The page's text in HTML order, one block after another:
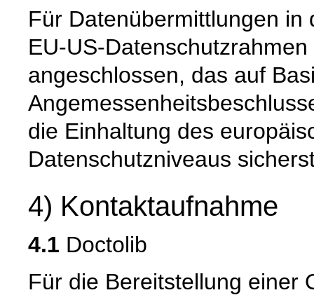
Für Datenübermittlungen in
EU-US-
angeschlossen, das auf
die Einhaltung des
Datenschutzniveaus
4) Kontaktaufnahme
4.1 Doctolib
Für die Bereitstellung einer